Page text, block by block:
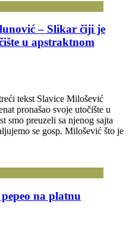
– Slikar čiji je
u apstraktnom
tekst Slavice Milošević
pronašao svoje utočište u
smo preuzeli sa njenog sajta
se gosp. Milošević što je
na platnu